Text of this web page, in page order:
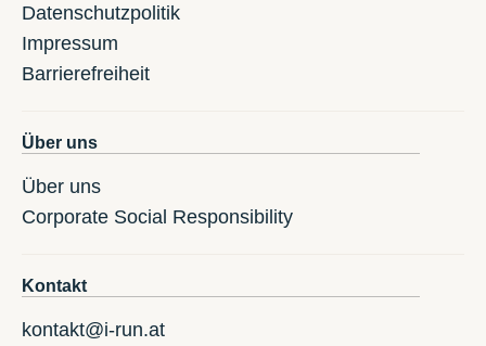
Datenschutzpolitik
Impressum
Barrierefreiheit
Über uns
Über uns
Corporate Social Responsibility
Kontakt
kontakt@i-run.at